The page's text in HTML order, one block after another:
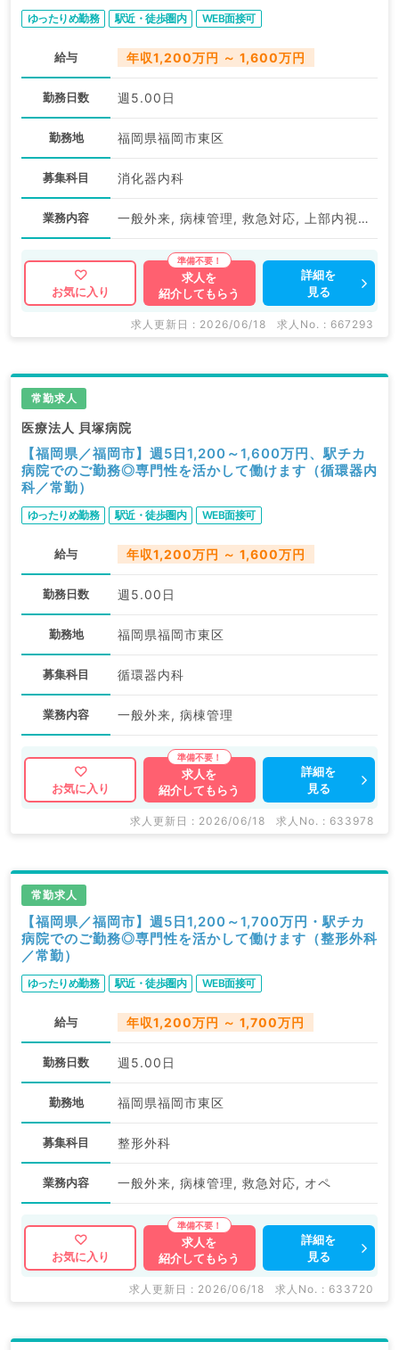
ゆったりめ勤務 駅近・徒歩圏内 WEB面接可
給与 年収1,200万円 ～ 1,600万円
勤務日数 週5.00日
勤務地 福岡県福岡市東区
募集科目 消化器内科
業務内容 一般外来, 病棟管理, 救急対応, 上部内視鏡検査（ＧＦ）, 下部内視鏡検査（ＣＦ）
お気に入り
求人を
紹介してもらう
詳細を
見る
求人更新日 : 2026/06/18 求人No. : 667293
常勤求人
医療法人 貝塚病院
【福岡県／福岡市】週5日1,200～1,600万円、駅チカ
病院でのご勤務◎専門性を活かして働けます（循環器内
科／常勤）
ゆったりめ勤務 駅近・徒歩圏内 WEB面接可
給与 年収1,200万円 ～ 1,600万円
勤務日数 週5.00日
勤務地 福岡県福岡市東区
募集科目 循環器内科
業務内容 一般外来, 病棟管理
お気に入り
求人を
紹介してもらう
詳細を
見る
求人更新日 : 2026/06/18 求人No. : 633978
常勤求人
【福岡県／福岡市】週5日1,200～1,700万円・駅チカ
病院でのご勤務◎専門性を活かして働けます（整形外科
／常勤）
ゆったりめ勤務 駅近・徒歩圏内 WEB面接可
給与 年収1,200万円 ～ 1,700万円
勤務日数 週5.00日
勤務地 福岡県福岡市東区
募集科目 整形外科
業務内容 一般外来, 病棟管理, 救急対応, オペ
お気に入り
求人を
紹介してもらう
詳細を
見る
求人更新日 : 2026/06/18 求人No. : 633720